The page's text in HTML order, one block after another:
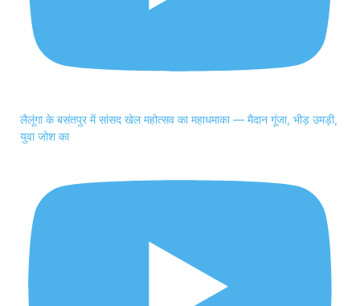
लैलूंगा के बसंतपुर में सांसद खेल महोत्सव का महाधमाका — मैदान गूंजा, भीड़ उमड़ी,
युवा जोश का